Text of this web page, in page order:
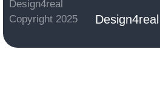
Design4real
Copyright 2025
Design4real